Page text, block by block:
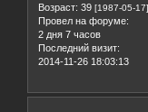
Возраст: 39 [1987-05-17]
Провел на форуме:
2 дня 7 часов
Последний визит:
2014-11-26 18:03:13